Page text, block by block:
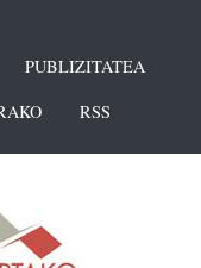
PUBLIZITATEA
RSS